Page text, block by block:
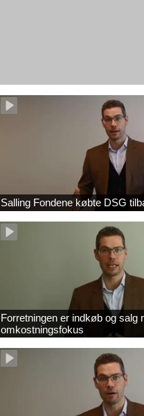
Salling Fondene købte DSG
Forretningen er indkøb og salg
omkostningsfokus